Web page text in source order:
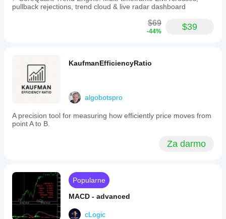
pullback rejections, trend cloud & live radar dashboard
$69
-44% $39
KaufmanEfficiencyRatio
algobotspro
A precision tool for measuring how efficiently price moves from
point A to B.
Za darmo
Popularne
MACD - advanced
cLogic